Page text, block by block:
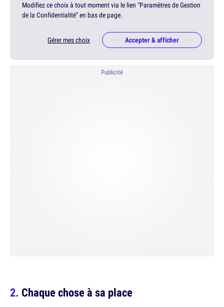
Modifiez ce choix à tout moment via le lien "Paramètres de Gestion
de la Confidentialité" en bas de page.
Gérer mes choix Accepter & afficher
Publicité
Chaque chose à sa place